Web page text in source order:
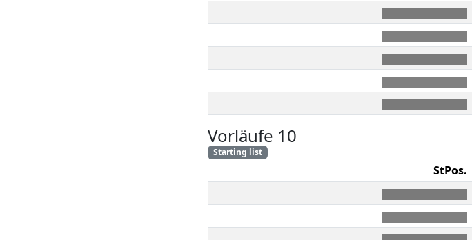
Vorläufe 10
Starting list
StPos.